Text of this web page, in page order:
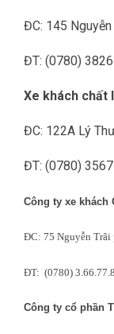
ĐC: 145 Nguyễn
ĐT: (0780)
Xe khách chất
ĐC: 122A Lý
ĐT: (0780)
Công ty xe khách
ĐC: 75 Nguyễn Trãi
ĐT: (0780)
Công ty cổ phần